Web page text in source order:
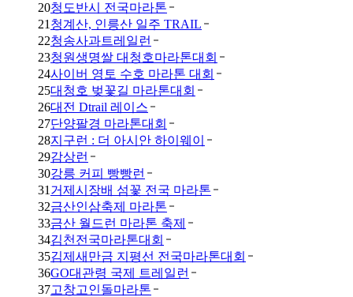
20청도반시 전국마라톤
21 청계산, 인릉산 일주 TRAIL
22청송사과트레일런
23청원생명쌀 대청호마라톤대회
24사이버 영토 수호 마라톤 대회
25대청호 벚꽃길 마라톤대회
26대전 Dtrail 레이스
27단양팔경 마라톤대회
28지구런 : 더 아시안 하이웨이
29감상런
30강릉 커피 빵빵런
31 거제시장배 섬꽃 전국 마라톤
32금산인삼축제 마라톤
33금산 월드런 마라톤 축제
34김천전국마라톤대회
35김제새만금 지평선 전국마라톤대회
36GO대관령 국제 트레일런
37고창고인돌마라톤